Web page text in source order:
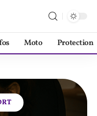
Moto Protection